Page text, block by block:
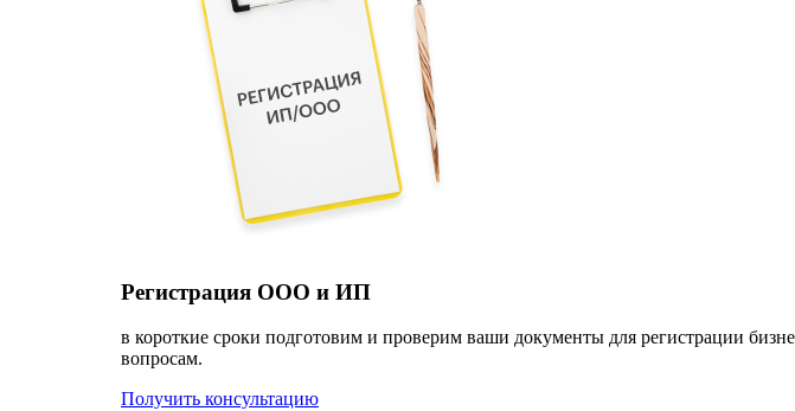
Регистрация ООО и ИП
в короткие сроки подготовим и проверим ваши документы для регистрации
вопросам.
Получить консультацию